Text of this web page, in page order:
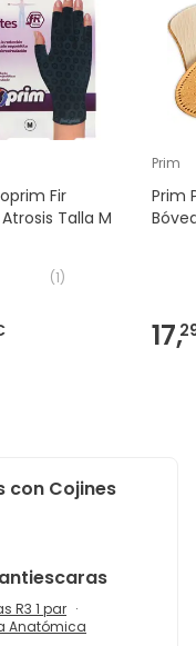
Fir
Talla M
(1)
Prim
Prim
17,
con Cojines
R3 1 par
Anatómica